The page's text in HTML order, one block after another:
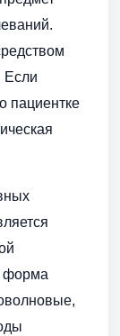
Если
пациентке
форма